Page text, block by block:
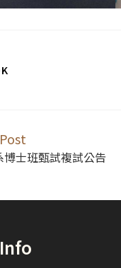
士班甄試複試公告